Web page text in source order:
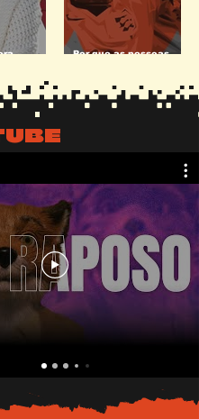
Salvador
Por que as pessoas